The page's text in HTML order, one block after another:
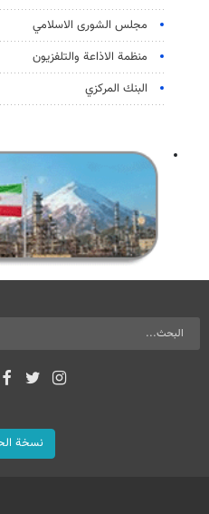
مجلس الشورى الاسلامي
منظمة الاذاعة والتلفزیون
البنك المركزي
نسخة